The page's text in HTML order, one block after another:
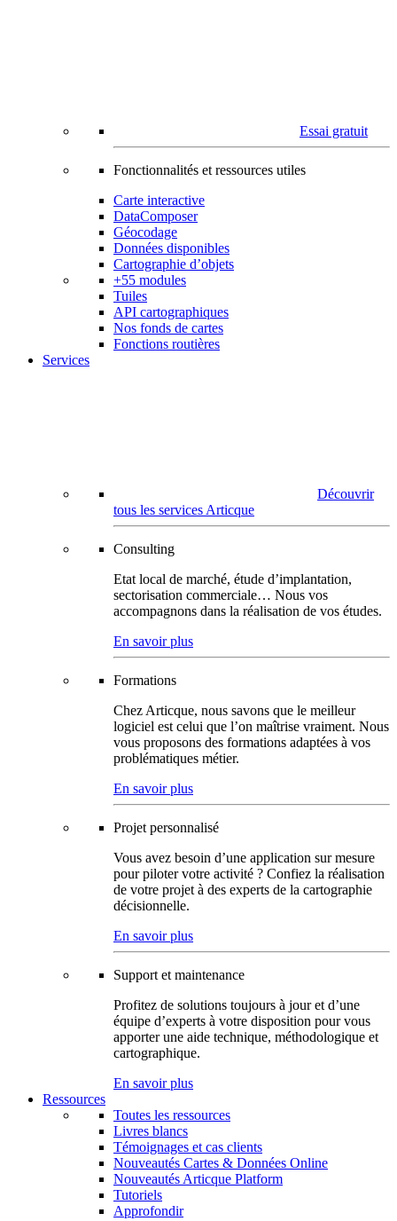
Essai gratuit
Fonctionnalités et ressources utiles
Carte interactive
DataComposer
Géocodage
Données disponibles
Cartographie d’objets
+55 modules
Tuiles
API cartographiques
Nos fonds de cartes
Fonctions routières
Services
Découvrir
tous les services Articque
Consulting
Etat local de marché, étude d’implantation,
sectorisation commerciale… Nous vos
accompagnons dans la réalisation de vos études.
En savoir plus
Formations
Chez Articque, nous savons que le meilleur
logiciel est celui que l’on maîtrise vraiment. Nous
vous proposons des formations adaptées à vos
problématiques métier.
En savoir plus
Projet personnalisé
Vous avez besoin d’une application sur mesure
pour piloter votre activité ? Confiez la réalisation
de votre projet à des experts de la cartographie
décisionnelle.
En savoir plus
Support et maintenance
Profitez de solutions toujours à jour et d’une
équipe d’experts à votre disposition pour vous
apporter une aide technique, méthodologique et
cartographique.
En savoir plus
Ressources
Toutes les ressources
Livres blancs
Témoignages et cas clients
Nouveautés Cartes & Données Online
Nouveautés Articque Platform
Tutoriels
Approfondir